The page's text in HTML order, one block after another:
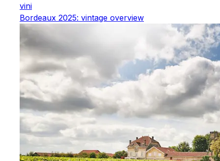
vini
Bordeaux 2025: vintage overview